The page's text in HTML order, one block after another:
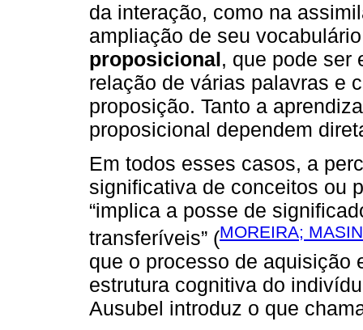
da interação, como na
ampliação de seu
proposicional, que pode ser
relação de várias palavras e
proposição. Tanto a
proposicional dependem
Em todos esses casos, a
significativa de conceitos ou
“implica a posse de
transferíveis” (MOREIRA;
que o processo de aquisição
estrutura cognitiva do
Ausubel introduz o que